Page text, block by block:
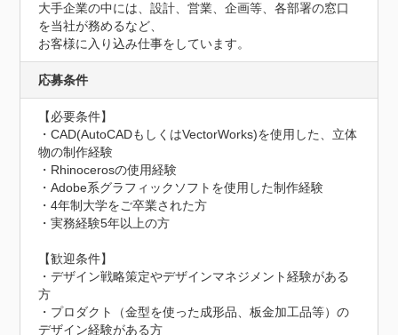
大手企業の中には、設計、営業、企画等、各部署の窓口
を当社が務めるなど、
お客様に入り込み仕事をしています。
応募条件
【必要条件】
・CAD(AutoCADもしくはVectorWorks)を使用した、立体
物の制作経験
・Rhinocerosの使用経験
・Adobe系グラフィックソフトを使用した制作経験
・4年制大学をご卒業された方
・実務経験5年以上の方
【歓迎条件】
・デザイン戦略策定やデザインマネジメント経験がある
方
・プロダクト（金型を使った成形品、板金加工品等）の
デザイン経験がある方